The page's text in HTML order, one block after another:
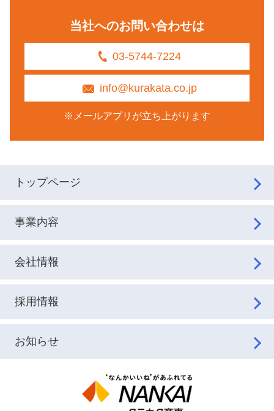
当社へのお問い合わせは
03-5744-7224
info@kurakata.co.jp
※メールアプリが立ち上がります
トップページ
事業内容
会社情報
採用情報
お知らせ